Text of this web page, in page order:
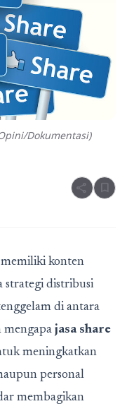
Dokumentasi)
share bookmark
konten
strategi distribusi
di antara
mengapa jasa share
meningkatkan
personal
membagikan